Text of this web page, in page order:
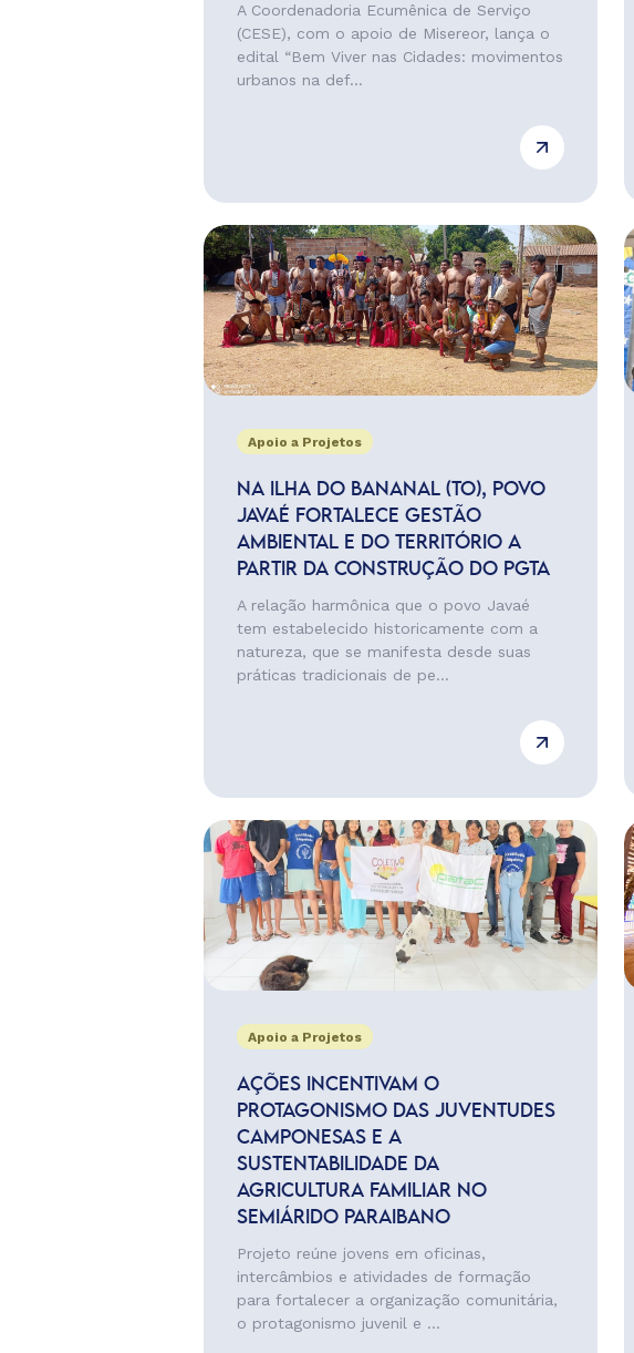
A Coordenadoria Ecumênica de Serviço
(CESE), com o apoio de Misereor, lança o
edital “Bem Viver nas Cidades: movimentos
urbanos na def...
Apoio a Projetos
NA ILHA DO BANANAL (TO), POVO
JAVAÉ FORTALECE GESTÃO
AMBIENTAL E DO TERRITÓRIO A
PARTIR DA CONSTRUÇÃO DO PGTA
A relação harmônica que o povo Javaé
tem estabelecido historicamente com a
natureza, que se manifesta desde suas
práticas tradicionais de pe...
Apoio a Projetos
AÇÕES INCENTIVAM O
PROTAGONISMO DAS JUVENTUDES
CAMPONESAS E A
SUSTENTABILIDADE DA
AGRICULTURA FAMILIAR NO
SEMIÁRIDO PARAIBANO
Projeto reúne jovens em oficinas,
intercâmbios e atividades de formação
para fortalecer a organização comunitária,
o protagonismo juvenil e ...